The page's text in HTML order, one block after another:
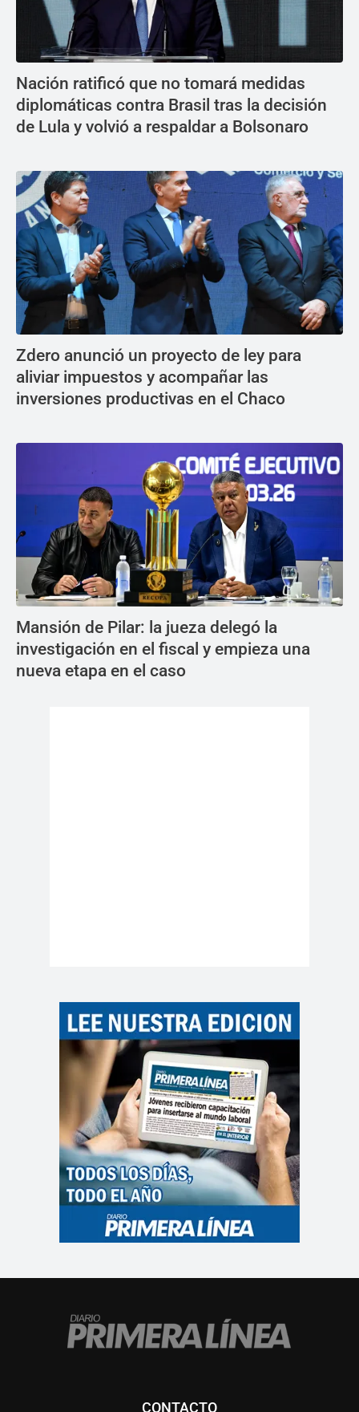
Nación ratificó que no tomará medidas
diplomáticas contra Brasil tras la decisión
de Lula y volvió a respaldar a Bolsonaro
Zdero anunció un proyecto de ley para
aliviar impuestos y acompañar las
inversiones productivas en el Chaco
Mansión de Pilar: la jueza delegó la
investigación en el fiscal y empieza una
nueva etapa en el caso
CONTACTO